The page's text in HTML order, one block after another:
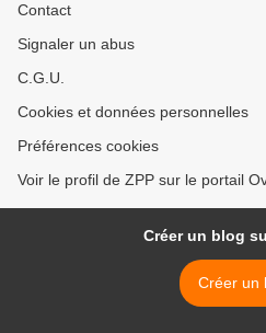
Contact
Signaler un abus
C.G.U.
Cookies et données personnelles
Préférences cookies
Voir le profil de ZPP sur le portail
Créer un blog
Créer un